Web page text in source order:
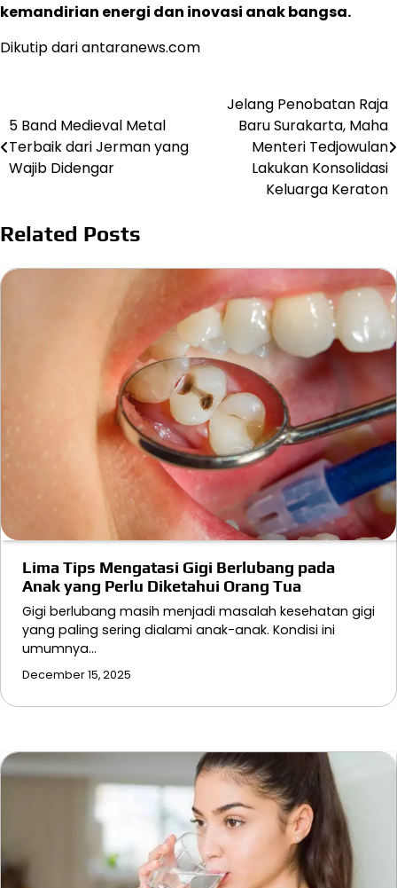
kemandirian energi dan inovasi anak bangsa.
Dikutip dari antaranews.com
navigation
5 Band Medieval Metal
Terbaik dari Jerman yang
Wajib Didengar
Jelang Penobatan Raja
Baru Surakarta, Maha
Menteri Tedjowulan
Lakukan Konsolidasi
Keluarga Keraton
Related Posts
Lima Tips Mengatasi Gigi Berlubang pada
Anak yang Perlu Diketahui Orang Tua
Gigi berlubang masih menjadi masalah kesehatan gigi
yang paling sering dialami anak-anak. Kondisi ini
umumnya…
December 15, 2025